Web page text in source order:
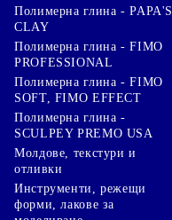
Полимерна глина - PAPA'S
CLAY
Полимерна глина - FIMO
PROFESSIONAL
Полимерна глина - FIMO
SOFT, FIMO EFFECT
Полимерна глина -
SCULPEY PREMO USA
Молдове, текстури и
отливки
Инструменти, режещи
форми, лакове за